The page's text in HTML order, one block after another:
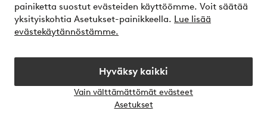
painiketta suostut evästeiden käyttöömme. Voit säätää
yksityiskohtia Asetukset-painikkeella. Lue lisää
evästekäytännöstämme.
Hyväksy kaikki
Vain välttämättömät evästeet
Asetukset